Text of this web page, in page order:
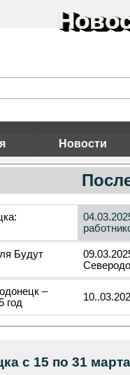
Новости
Будут
–
год
с 15 по 31